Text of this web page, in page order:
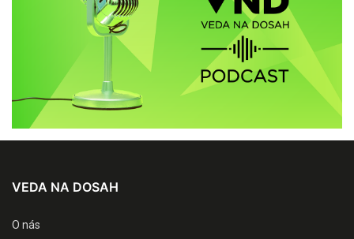
VEDA NA DOSAH
O nás